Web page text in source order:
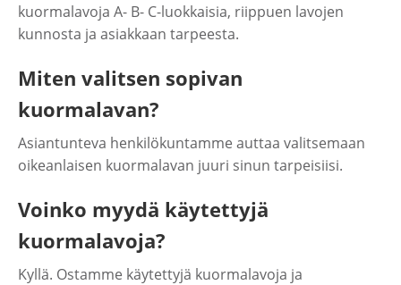
kuormalavoja A- B- C-luokkaisia, riippuen lavojen
kunnosta ja asiakkaan tarpeesta.
Miten valitsen sopivan
kuormalavan?
Asiantunteva henkilökuntamme auttaa valitsemaan
oikeanlaisen kuormalavan juuri sinun tarpeisiisi.
Voinko myydä käytettyjä
kuormalavoja?
Kyllä. Ostamme käytettyjä kuormalavoja ja